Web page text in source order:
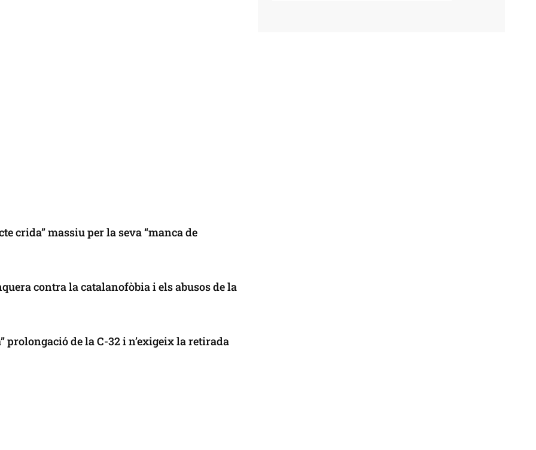
crida” massiu per la seva “manca de
contra la catalanofòbia i els abusos de la
prolongació de la C-32 i n’exigeix la retirada